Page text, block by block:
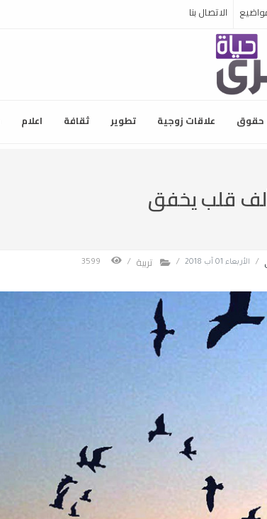
الاتصال بنا
حقوق علاقات زوجية تطوير ثقافة اعلام
قلب يخفق
/ الأربعاء 01 آب 2018 / تربية /